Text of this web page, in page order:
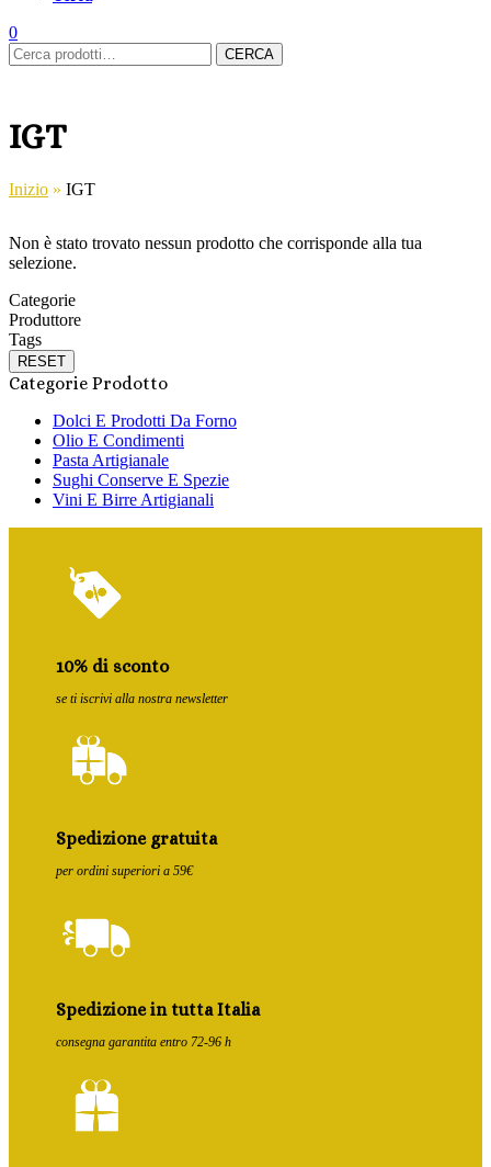
0shopping-
basket
Area
Clienti
search
cambia
lingua
Carrello
Cerca: CERCA
IGT
Inizio » IGT
Non è stato trovato nessun prodotto che corrisponde alla tua
selezione.
Categorie
Produttore
Tags
RESET
Categorie Prodotto
Dolci E Prodotti Da Forno
Olio E Condimenti
Pasta Artigianale
Sughi Conserve E Spezie
Vini E Birre Artigianali
10% di sconto
se ti iscrivi alla nostra newsletter
Spedizione gratuita
per ordini superiori a 59€
Spedizione in tutta Italia
consegna garantita entro 72-96 h